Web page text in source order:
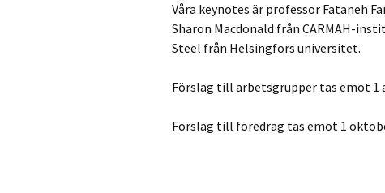
Våra keynotes är professor Fataneh
Sharon Macdonald från CARMAH-
Steel från Helsingfors universitet.
Förslag till arbetsgrupper tas emot 1
Förslag till föredrag tas emot 1